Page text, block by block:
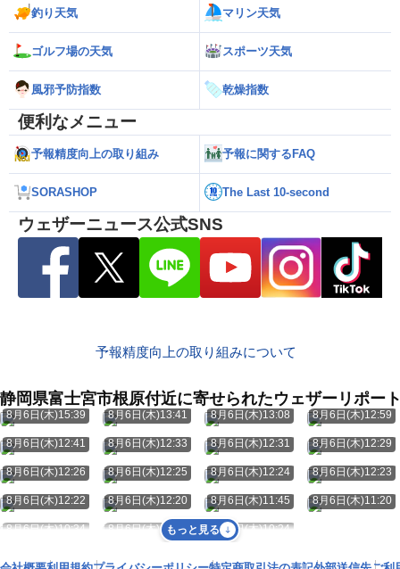
釣り天気 マリン天気
ゴルフ場の天気 スポーツ天気
風邪予防指数 乾燥指数
便利なメニュー
予報精度向上の取り組み 予報に関するFAQ
SORASHOP The Last 10-second
ウェザーニュース公式SNS
予報精度向上の取り組みについて
静岡県富士宮市根原付近に寄せられたウェザーリポー
8月6日(木)15:39 8月6日(木)13:41 8月6日(木)13:08 8月6日(木)12:59
8月6日(木)12:41 8月6日(木)12:33 8月6日(木)12:31 8月6日(木)12:29
8月6日(木)12:26 8月6日(木)12:25 8月6日(木)12:24 8月6日(木)12:23
8月6日(木)12:22 8月6日(木)12:20 8月6日(木)11:45 8月6日(木)11:20
8月6日(木)10:34 8月6日(木)10:24 8月6日(木)10:24
もっと見る